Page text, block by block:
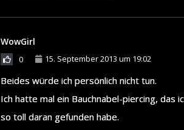
WowGirl
0 15. September 2013 um 19:02
Beides würde ich persönlich nicht tun.
Ich hatte mal ein Bauchnabel-piercing, das
so toll daran gefunden habe.